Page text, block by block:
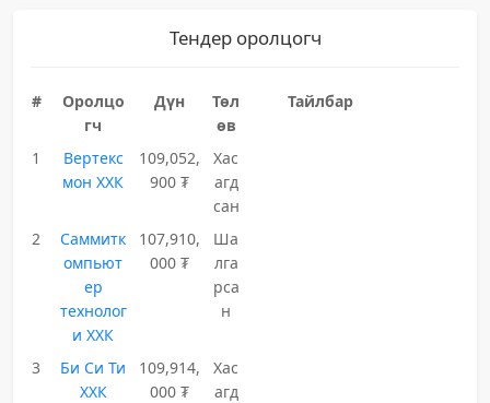
Тендер оролцогч
#
Оролцо
гч
Дүн
Төл
өв
Тайлбар
1
Вертекс
мон ХХК
109,052,
900 ₮
Хас
агд
сан
2
Саммитк
омпьют
ер
технолог
и ХХК
107,910,
000 ₮
Ша
лга
рса
н
3
Би Си Ти
ХХК
109,914,
000 ₮
Хас
агд